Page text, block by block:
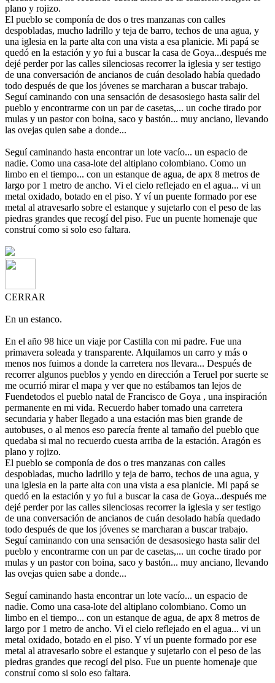
plano y rojizo.
El pueblo se componía de dos o tres manzanas con calles
despobladas, mucho ladrillo y teja de barro, techos de una agua, y
una iglesia en la parte alta con una vista a esa planicie. Mi papá se
quedó en la estación y yo fui a buscar la casa de Goya...después me
dejé perder por las calles silenciosas recorrer la iglesia y ser testigo
de una conversación de ancianos de cuán desolado había quedado
todo después de que los jóvenes se marcharan a buscar trabajo.
Seguí caminando con una sensación de desasosiego hasta salir del
pueblo y encontrarme con un par de casetas,... un coche tirado por
mulas y un pastor con boina, saco y bastón... muy anciano, llevando
las ovejas quien sabe a donde...
Seguí caminando hasta encontrar un lote vacío... un espacio de
nadie. Como una casa-lote del altiplano colombiano. Como un
limbo en el tiempo... con un estanque de agua, de apx 8 metros de
largo por 1 metro de ancho. Vi el cielo reflejado en el agua... vi un
metal oxidado, botado en el piso. Y ví un puente formado por ese
metal al atravesarlo sobre el estanque y sujetarlo con el peso de las
piedras grandes que recogí del piso. Fue un puente homenaje que
construí como si solo eso faltara.
CERRAR
En un estanco.
En el año 98 hice un viaje por Castilla con mi padre. Fue una
primavera soleada y transparente. Alquilamos un carro y más o
menos nos fuimos a donde la carretera nos llevara... Después de
recorrer algunos pueblos y yendo en dirección a Teruel por suerte se
me ocurrió mirar el mapa y ver que no estábamos tan lejos de
Fuendetodos el pueblo natal de Francisco de Goya , una inspiración
permanente en mi vida. Recuerdo haber tomado una carretera
secundaria y haber llegado a una estación mas bien grande de
autobuses, o al menos eso parecía frente al tamaño del pueblo que
quedaba si mal no recuerdo cuesta arriba de la estación. Aragón es
plano y rojizo.
El pueblo se componía de dos o tres manzanas con calles
despobladas, mucho ladrillo y teja de barro, techos de una agua, y
una iglesia en la parte alta con una vista a esa planicie. Mi papá se
quedó en la estación y yo fui a buscar la casa de Goya...después me
dejé perder por las calles silenciosas recorrer la iglesia y ser testigo
de una conversación de ancianos de cuán desolado había quedado
todo después de que los jóvenes se marcharan a buscar trabajo.
Seguí caminando con una sensación de desasosiego hasta salir del
pueblo y encontrarme con un par de casetas,... un coche tirado por
mulas y un pastor con boina, saco y bastón... muy anciano, llevando
las ovejas quien sabe a donde...
Seguí caminando hasta encontrar un lote vacío... un espacio de
nadie. Como una casa-lote del altiplano colombiano. Como un
limbo en el tiempo... con un estanque de agua, de apx 8 metros de
largo por 1 metro de ancho. Vi el cielo reflejado en el agua... vi un
metal oxidado, botado en el piso. Y ví un puente formado por ese
metal al atravesarlo sobre el estanque y sujetarlo con el peso de las
piedras grandes que recogí del piso. Fue un puente homenaje que
construí como si solo eso faltara.